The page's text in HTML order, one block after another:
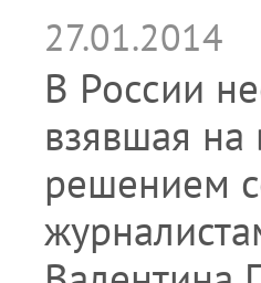
27.01.2014
В России
взявшая
решением